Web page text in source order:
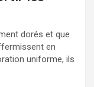
dorés et que
en
uniforme, ils